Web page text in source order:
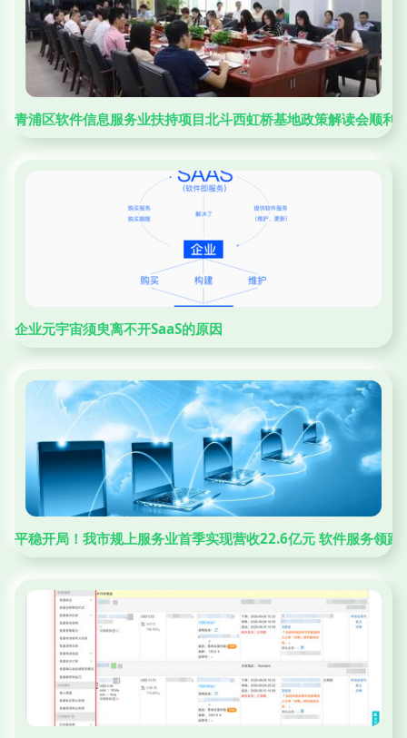
青浦区软件信息服务业扶持项目北斗西虹桥基地政策解读会顺利
企业元宇宙须臾离不开SaaS的原因
平稳开局！我市规上服务业首季实现营收22.6亿元 软件服务领跑